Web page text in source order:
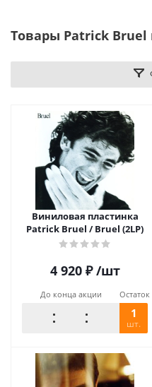
Товары Patrick
Виниловая пластинка
Patrick Bruel / Bruel (2LP)
4 920₽ /шт
До конца акции Остаток
1
шт.